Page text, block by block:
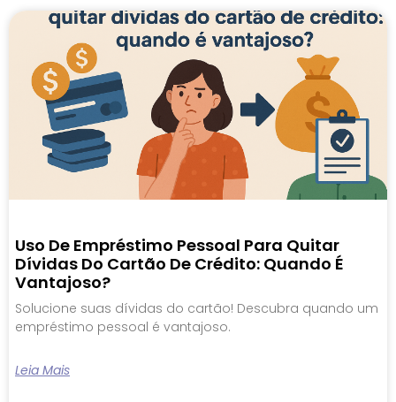
Uso De Empréstimo Pessoal Para Quitar
Dívidas Do Cartão De Crédito: Quando É
Vantajoso?
Solucione suas dívidas do cartão! Descubra quando um
empréstimo pessoal é vantajoso.
Leia Mais